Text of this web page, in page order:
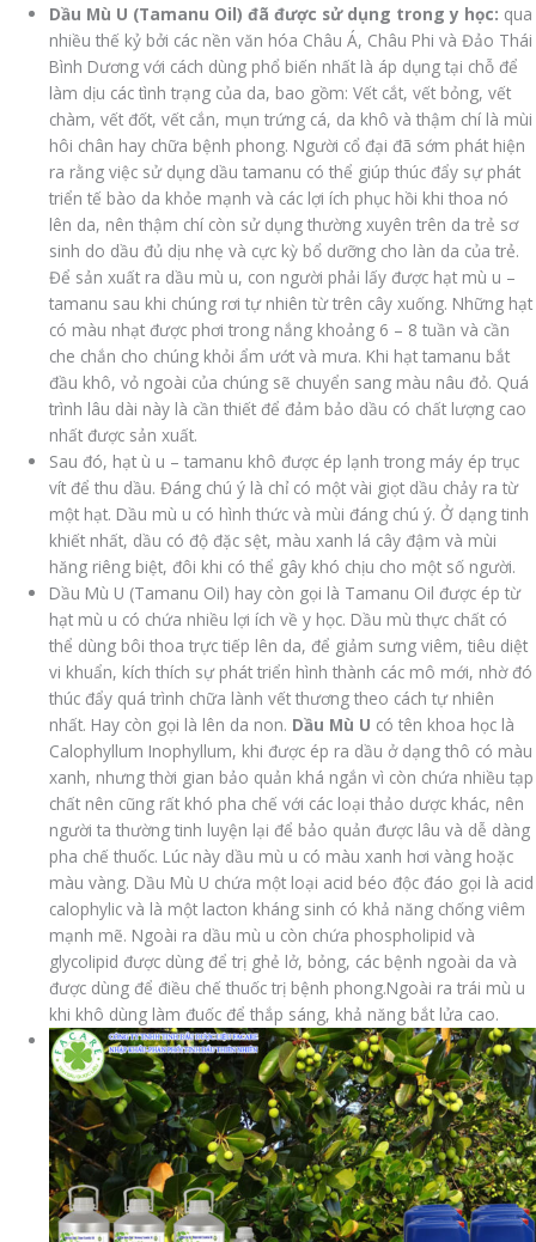
Dầu Mù U (Tamanu Oil) đã được sử dụng trong y học: qua
nhiều thế kỷ bởi các nền văn hóa Châu Á, Châu Phi và Đảo Thái
Bình Dương với cách dùng phổ biến nhất là áp dụng tại chỗ để
làm dịu các tình trạng của da, bao gồm: Vết cắt, vết bỏng, vết
chàm, vết đốt, vết cắn, mụn trứng cá, da khô và thậm chí là mùi
hôi chân hay chữa bệnh phong. Người cổ đại đã sớm phát hiện
ra rằng việc sử dụng dầu tamanu có thể giúp thúc đẩy sự phát
triển tế bào da khỏe mạnh và các lợi ích phục hồi khi thoa nó
lên da, nên thậm chí còn sử dụng thường xuyên trên da trẻ sơ
sinh do dầu đủ dịu nhẹ và cực kỳ bổ dưỡng cho làn da của trẻ.
Để sản xuất ra dầu mù u, con người phải lấy được hạt mù u –
tamanu sau khi chúng rơi tự nhiên từ trên cây xuống. Những hạt
có màu nhạt được phơi trong nắng khoảng 6 – 8 tuần và cần
che chắn cho chúng khỏi ẩm ướt và mưa. Khi hạt tamanu bắt
đầu khô, vỏ ngoài của chúng sẽ chuyển sang màu nâu đỏ. Quá
trình lâu dài này là cần thiết để đảm bảo dầu có chất lượng cao
nhất được sản xuất.
Sau đó, hạt ù u – tamanu khô được ép lạnh trong máy ép trục
vít để thu dầu. Đáng chú ý là chỉ có một vài giọt dầu chảy ra từ
một hạt. Dầu mù u có hình thức và mùi đáng chú ý. Ở dạng tinh
khiết nhất, dầu có độ đặc sệt, màu xanh lá cây đậm và mùi
hăng riêng biệt, đôi khi có thể gây khó chịu cho một số người.
Dầu Mù U (Tamanu Oil) hay còn gọi là Tamanu Oil được ép từ
hạt mù u có chứa nhiều lợi ích về y học. Dầu mù thực chất có
thể dùng bôi thoa trực tiếp lên da, để giảm sưng viêm, tiêu diệt
vi khuẩn, kích thích sự phát triển hình thành các mô mới, nhờ đó
thúc đẩy quá trình chữa lành vết thương theo cách tự nhiên
nhất. Hay còn gọi là lên da non. Dầu Mù U có tên khoa học là
Calophyllum Inophyllum, khi được ép ra dầu ở dạng thô có màu
xanh, nhưng thời gian bảo quản khá ngắn vì còn chứa nhiều tạp
chất nên cũng rất khó pha chế với các loại thảo dược khác, nên
người ta thường tinh luyện lại để bảo quản được lâu và dễ dàng
pha chế thuốc. Lúc này dầu mù u có màu xanh hơi vàng hoặc
màu vàng. Dầu Mù U chứa một loại acid béo độc đáo gọi là acid
calophylic và là một lacton kháng sinh có khả năng chống viêm
mạnh mẽ. Ngoài ra dầu mù u còn chứa phospholipid và
glycolipid được dùng để trị ghẻ lở, bỏng, các bệnh ngoài da và
được dùng để điều chế thuốc trị bệnh phong.Ngoài ra trái mù u
khi khô dùng làm đuốc để thắp sáng, khả năng bắt lửa cao.